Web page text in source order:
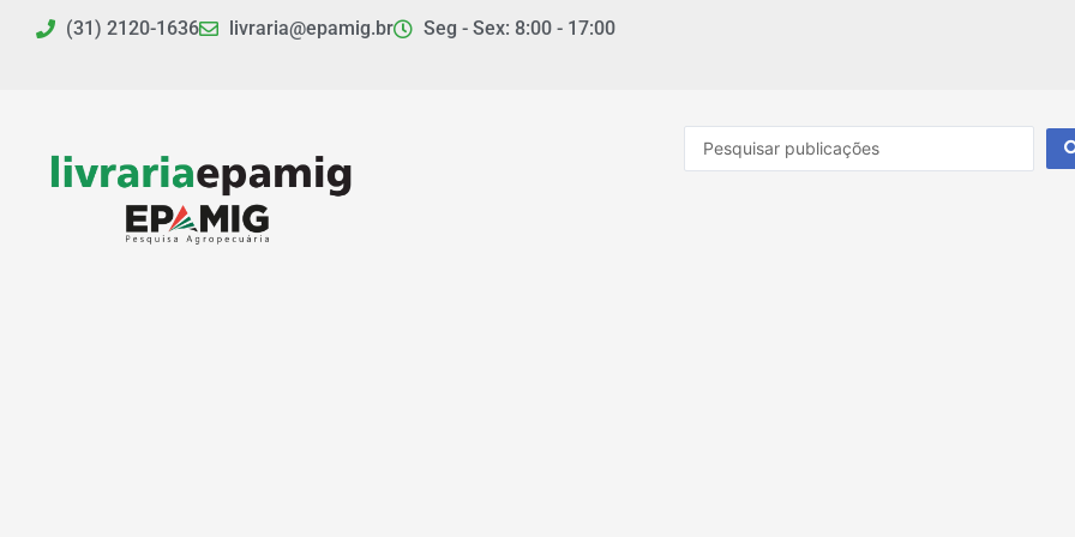
(31) 2120-1636 livraria@epamig.br Seg - Sex: 8:00 - 17:00
Pesquisar
...